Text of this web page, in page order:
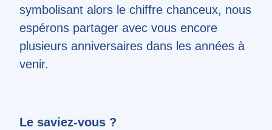
symbolisant alors le chiffre chanceux, nous
espérons partager avec vous encore
plusieurs anniversaires dans les années à
venir.
Le saviez-vous ?